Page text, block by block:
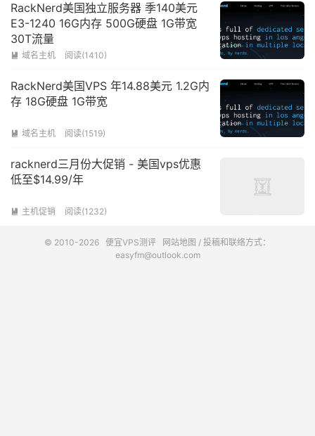
RackNerd美国独立服务器 季140美元
E3-1240 16G内存 500G硬盘 1G带宽
30T流量
 域名主机 阅读(1410)
RackNerd美国VPS 年14.88美元 1.2G内
存 18G硬盘 1G带宽
 域名主机 阅读(1519)
racknerd三月份大促销 - 美国vps优惠
低至$14.99/年
 主机促销 阅读(1232)
© 2010-2026 便宜VPS测评 网站地图 / 投稿和联络方式：
easyfm@outlook.com